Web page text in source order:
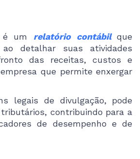
é um relatório contábilque
detalhar suas atividades
das receitas, custos e
que permite enxergar
legais de divulgação, pode
contribuindo para a
de desempenho e de